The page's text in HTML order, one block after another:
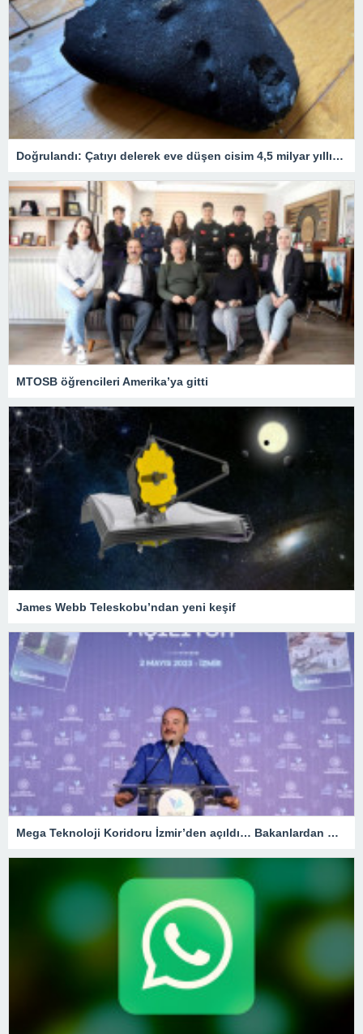
Doğrulandı: Çatıyı delerek eve düşen cisim 4,5 milyar yıllık bir göktaşı!
MTOSB öğrencileri Amerika’ya gitti
James Webb Teleskobu’ndan yeni keşif
Mega Teknoloji Koridoru İzmir’den açıldı… Bakanlardan mesaj seli!